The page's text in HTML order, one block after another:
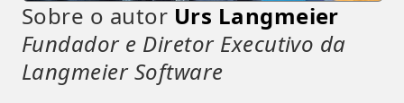
Sobre o autor Urs Langmeier
Fundador e Diretor Executivo da
Langmeier Software